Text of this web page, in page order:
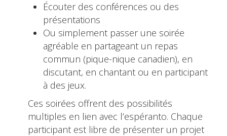
Écouter des conférences ou des
présentations
Ou simplement passer une soirée
agréable en partageant un repas
commun (pique-nique canadien), en
discutant, en chantant ou en participant
à des jeux.
Ces soirées offrent des possibilités
multiples en lien avec l’espéranto. Chaque
participant est libre de présenter un projet